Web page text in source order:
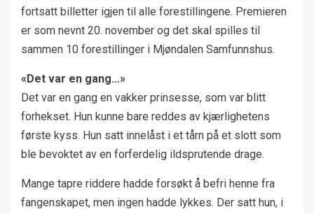
fortsatt billetter igjen til alle forestillingene. Premieren
er som nevnt 20. november og det skal spilles til
sammen 10 forestillinger i Mjøndalen Samfunnshus.
«Det var en gang…»
Det var en gang en vakker prinsesse, som var blitt
forhekset. Hun kunne bare reddes av kjærlighetens
første kyss. Hun satt innelåst i et tårn på et slott som
ble bevoktet av en forferdelig ildsprutende drage.
Mange tapre riddere hadde forsøkt å befri henne fra
fangenskapet, men ingen hadde lykkes. Der satt hun, i